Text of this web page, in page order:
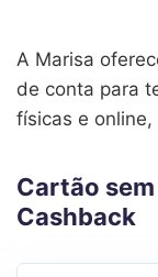
A Marisa
de conta para
físicas e
Cartão
Cashback